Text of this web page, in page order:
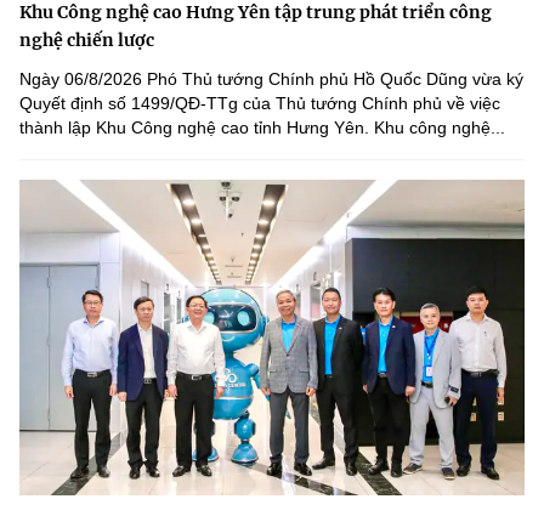
Khu Công nghệ cao Hưng Yên tập trung phát triển công
nghệ chiến lược
Ngày 06/8/2026 Phó Thủ tướng Chính phủ Hồ Quốc Dũng vừa ký
Quyết định số 1499/QĐ-TTg của Thủ tướng Chính phủ về việc
thành lập Khu Công nghệ cao tỉnh Hưng Yên. Khu công nghệ...